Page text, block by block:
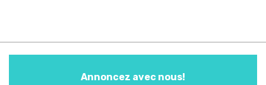
Annoncez avec nous!